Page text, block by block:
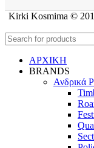
Kirki Kosmima ©
ΑΡΧΙΚΗ
BRANDS
Ανδρικά